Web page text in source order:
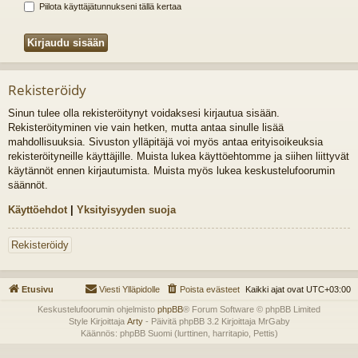
Piilota käyttäjätunnukseni tällä kertaa
Rekisteröidy
Sinun tulee olla rekisteröitynyt voidaksesi kirjautua sisään.
Rekisteröityminen vie vain hetken, mutta antaa sinulle lisää
mahdollisuuksia. Sivuston ylläpitäjä voi myös antaa erityisoikeuksia
rekisteröityneille käyttäjille. Muista lukea käyttöehtomme ja siihen liittyvät
käytännöt ennen kirjautumista. Muista myös lukea keskustelufoorumin
säännöt.
Käyttöehdot | Yksityisyyden suoja
Rekisteröidy
Etusivu Kaikki ajat ovat UTC+03:00
Poista evästeet
Viesti Ylläpidolle
Keskustelufoorumin ohjelmisto phpBB® Forum Software © phpBB Limited
Style Kirjoittaja Arty- Päivitä phpBB 3.2 Kirjoittaja MrGaby
Käännös: phpBB Suomi (lurttinen, harritapio, Pettis)